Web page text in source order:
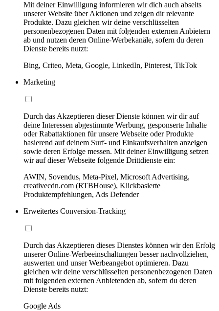
Mit deiner Einwilligung informieren wir dich auch abseits
unserer Website über Aktionen und zeigen dir relevante
Produkte. Dazu gleichen wir deine verschlüsselten
personenbezogenen Daten mit folgenden externen Anbietern
ab und nutzen deren Online-Werbekanäle, sofern du deren
Dienste bereits nutzt:
Bing, Criteo, Meta, Google, LinkedIn, Pinterest, TikTok
Marketing
Durch das Akzeptieren dieser Dienste können wir dir auf
deine Interessen abgestimmte Werbung, gesponserte Inhalte
oder Rabattaktionen für unsere Webseite oder Produkte
basierend auf deinem Surf- und Einkaufsverhalten anzeigen
sowie deren Erfolge messen. Mit deiner Einwilligung setzen
wir auf dieser Webseite folgende Drittdienste ein:
AWIN, Sovendus, Meta-Pixel, Microsoft Advertising,
creativecdn.com (RTBHouse), Klickbasierte
Produktempfehlungen, Ads Defender
Erweitertes Conversion-Tracking
Durch das Akzeptieren dieses Dienstes können wir den Erfolg
unserer Online-Werbeeinschaltungen besser nachvollziehen,
auswerten und unser Werbeangebot optimieren. Dazu
gleichen wir deine verschlüsselten personenbezogenen Daten
mit folgenden externen Anbietenden ab, sofern du deren
Dienste bereits nutzt:
Google Ads